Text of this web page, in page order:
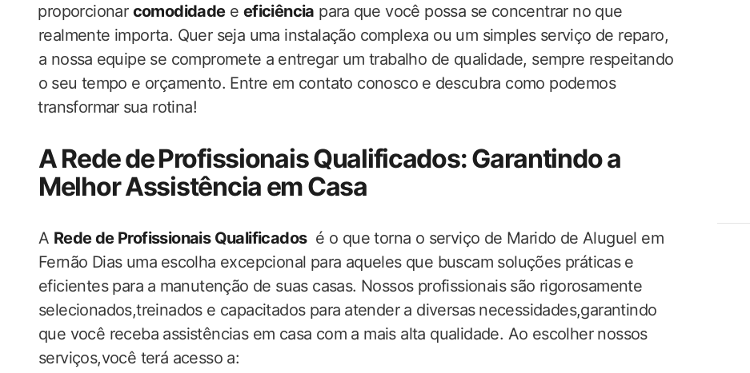
⁤proporcionar comodidadee eficiência para⁢ que você possa se concentrar no que
‍realmente importa. Quer seja uma instalação complexa ou um simples serviço de reparo,
a nossa⁢ equipe se ‌compromete a ⁤entregar um trabalho de qualidade, sempre respeitando
o⁣ seu tempo e ‍orçamento. Entre em contato conosco e ⁣descubra como‌ podemos
⁢transformar ⁤sua rotina!
A Rede de⁤ Profissionais Qualificados: Garantindo a
Melhor ‌Assistência em Casa
A Rede de Profissionais Qualificados‌ é o que torna o serviço de Marido de Aluguel em
Fernão Dias uma⁢ escolha excepcional para aqueles que ‍buscam soluções práticas⁤ e
eficientes ​para ⁤a manutenção de suas casas. Nossos profissionais são rigorosamente
selecionados,treinados e capacitados para⁣ atender ‍a diversas ⁤necessidades,garantindo​
que você receba assistências em casa com a mais alta ​qualidade. Ao escolher nossos
serviços,você terá acesso a: